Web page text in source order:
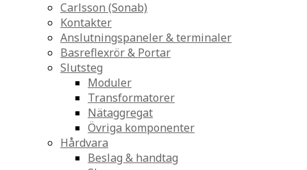
Carlsson (Sonab)
Kontakter
Anslutningspaneler & terminaler
Basreflexrör & Portar
Slutsteg
Moduler
Transformatorer
Nätaggregat
Övriga komponenter
Hårdvara
Beslag & handtag